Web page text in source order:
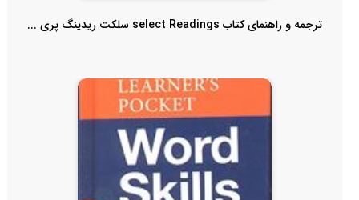
ترجمه و راهنمای کتاب select Readings سلکت ریدینگ پری ...